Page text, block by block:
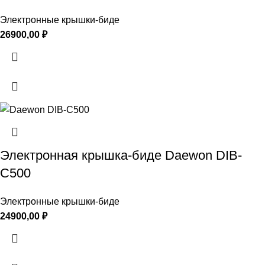
Электронные крышки-биде
26900,00 ₽
Электронная крышка-биде Daewon DIB-
C500
Электронные крышки-биде
24900,00 ₽